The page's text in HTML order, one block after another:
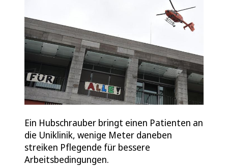
Ein Hubschrauber bringt einen Patienten an
die Uniklinik, wenige Meter daneben
streiken Pflegende für bessere
Arbeitsbedingungen.